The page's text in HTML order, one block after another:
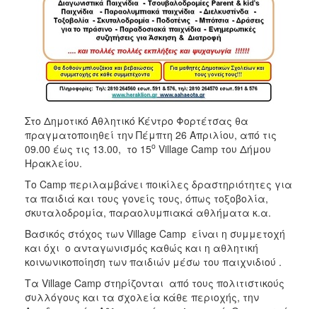
ΑΝΘΕΚΤΙΚΗ
Στο Δημοτικό Αθλητικό Κέντρο Φορτέτσας θα
πραγματοποιηθεί την Πέμπτη 26 Απριλίου, από τις
09.00 έως τις 13.00, το 15ο Village Camp του Δήμου
Ηρακλείου.
Το Camp περιλαμβάνει ποικίλες δραστηριότητες για
τα παιδιά και τους γονείς τους, όπως τοξοβολία,
σκυταλοδρομία, παραολυμπιακά αθλήματα κ.α.
Βασικός στόχος των Village Camp είναι η συμμετοχή
και όχι ο ανταγωνισμός καθώς και η αθλητική
κοινωνικοποίηση των παιδιών μέσω του παιχνιδιού .
Τα Village Camp στηρίζονται από τους πολιτιστικούς
συλλόγους και τα σχολεία κάθε περιοχής, την